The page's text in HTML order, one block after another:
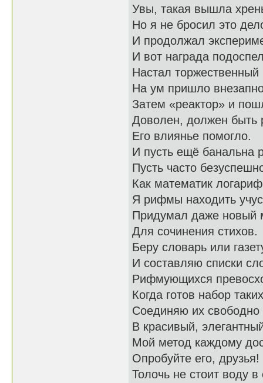
Увы, такая вышла
Но я не бросил это
И продолжал
И вот награда
Настал
На ум пришло
Затем «реактор» и
Доволен, должен быть
Его влиянье помогло.
И пусть ещё банальна
Пусть часто
Как математик
Я рифмы находить
Придумал даже новый
Для сочинения стихов.
Беру словарь или
И составляю списки
Рифмующихся
Когда готов набор
Соединяю их свободно
В красивый,
Мой метод каждому
Опробуйте его, друзья!
Толочь не стоит воду в